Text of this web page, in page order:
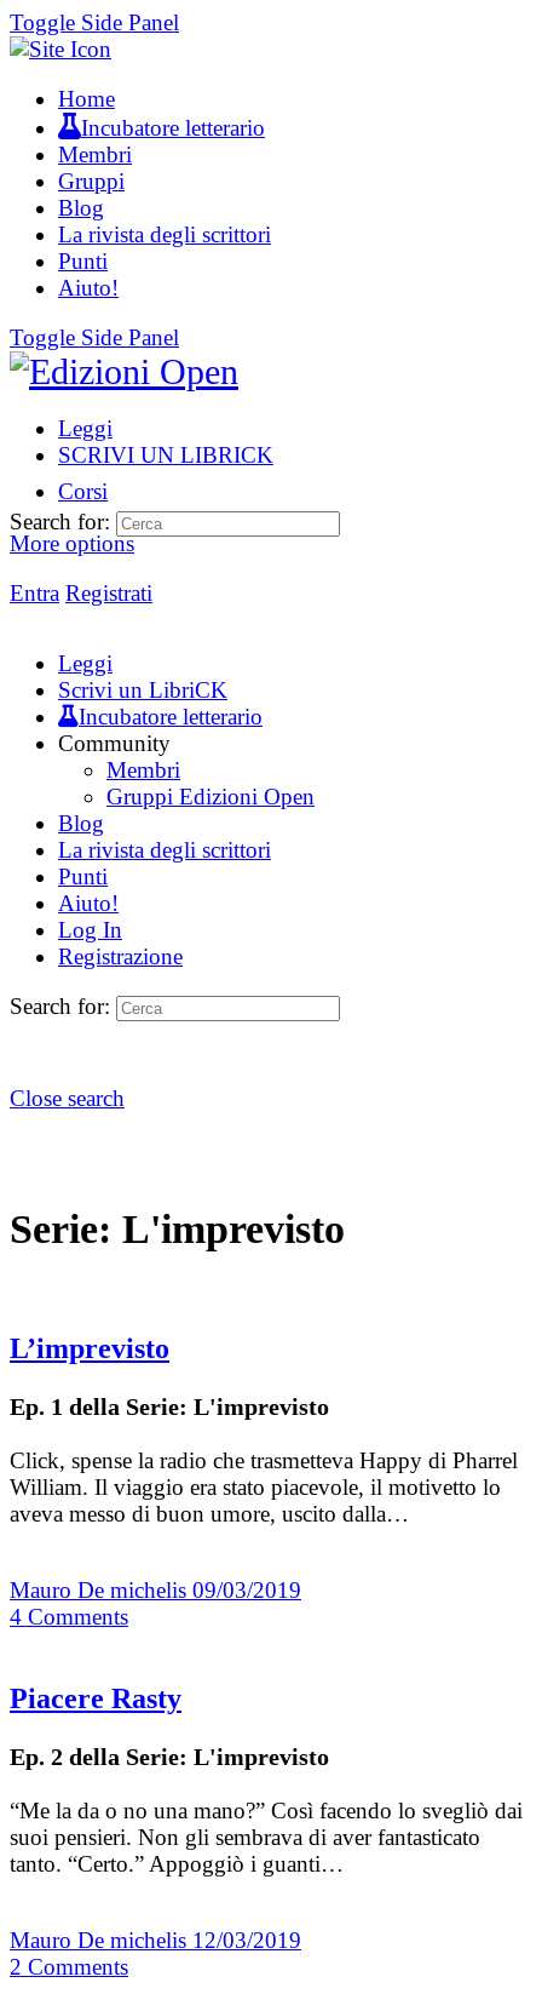
Toggle Side Panel
Home
Incubatore letterario
Membri
Gruppi
Blog
La rivista degli scrittori
Punti
Aiuto!
Toggle Side Panel
Leggi
SCRIVI UN LIBRICK
Corsi
More options
Entra Registrati
Search for:
Leggi
Scrivi un LibriCK
Incubatore letterario
Community
Membri
Gruppi Edizioni Open
Blog
La rivista degli scrittori
Punti
Aiuto!
Log In
Registrazione
Search for:
Close search
Serie: L'imprevisto
L’imprevisto
Ep. 1 della Serie: L'imprevisto
Click, spense la radio che trasmetteva Happy di Pharrel
William. Il viaggio era stato piacevole, il motivetto lo
aveva messo di buon umore, uscito dalla…
Mauro De michelis 09/03/2019
4 Comments
Piacere Rasty
Ep. 2 della Serie: L'imprevisto
“Me la da o no una mano?” Così facendo lo svegliò dai
suoi pensieri. Non gli sembrava di aver fantasticato
tanto. “Certo.” Appoggiò i guanti…
Mauro De michelis 12/03/2019
2 Comments